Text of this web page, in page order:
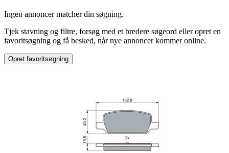
Scooter
Mærke:
PGO
Ingen annoncer matcher din søgning.
Tjek stavning og filtre, forsøg med et bredere søgeord eller opret en
favoritsøgning og få besked, når nye annoncer kommer online.
Opret favoritsøgning